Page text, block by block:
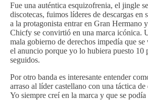
Fue una auténtica esquizofrenia, el jingle
discotecas, fuimos líderes de descargas en
a la protagonista entrar en Gran Hermano
Chicfy se convirtió en una marca icónica.
mala gobierno de derechos impedía que
el anuncio porque yo lo hubiera puesto 10
seguidos.
Por otro banda es interesante entender
arraso al líder castellano con una táctica de
Yo siempre creí en la marca y que se